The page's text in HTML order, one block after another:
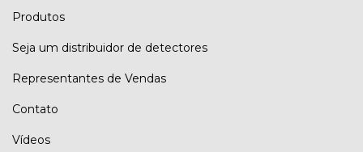
Produtos
Seja um distribuidor de detectores
Representantes de Vendas
Contato
Vídeos